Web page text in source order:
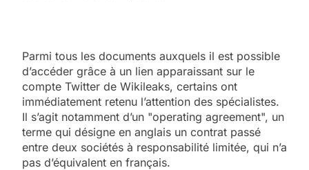
Parmi tous les documents auxquels il est possible
d’accéder grâce à un lien apparaissant sur le
compte Twitter de Wikileaks, certains ont
immédiatement retenu l’attention des spécialistes.
Il s’agit notamment d’un "operating agreement", un
terme qui désigne en anglais un contrat passé
entre deux sociétés à responsabilité limitée, qui n’a
pas d’équivalent en français.